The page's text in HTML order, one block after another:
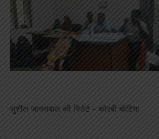
सुशील जायसवाल की रिपोर्ट – कोरबी चोटिया